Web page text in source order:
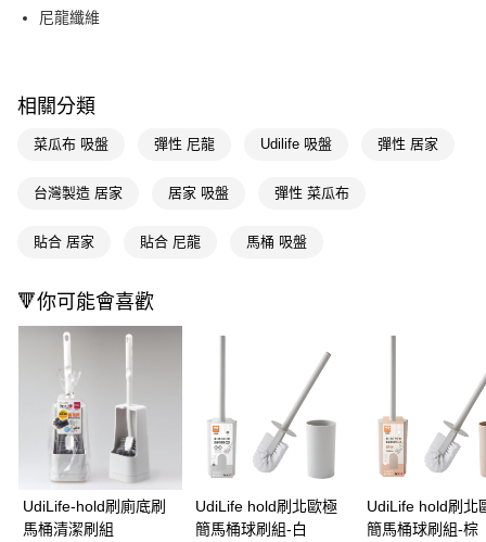
悠遊付
相關說明
【關於「AFTEE先享後付」】
１．簡單：不需註冊會員、不需綁卡、不需儲值。
３．安心：先確認商品／服務後，再付款。
１．於結帳方式選擇「AFTEE先享後付」後，將跳轉至「AFTEE先享後付」
２．訂單成立數日內，您將收到繳費通知簡訊。
３．收到繳費通知簡訊後14天內，點擊此簡訊中的連結，可透過四大超商／
ATM／網路銀行／等多元方式進行付款，方視為交易完成。
※ 請注意：結帳手續完成當下不需立刻繳費，但若您需要取消訂單，請聯絡
購買商品的店家。未經商家同意取消之訂單仍視為有效，需透過AFTEE先享
後付繳納相關費用。
※ 交易是否成功請以「AFTEE先享後付 」之結帳頁面顯示為準，若有關於
是否繳費成功／繳費後需取消欲退款等相關疑問，請聯繫「AFTEE先享後付
客戶支援中心」https://netprotections.freshdesk.com/support/home
【注意事項】
宅配(本島)
尼龍纖維
相關分類
菜瓜布 吸盤 彈性 尼龍 Udilife 吸盤 彈性 居家
台灣製造 居家 居家 吸盤 彈性 菜瓜布
貼合 居家 貼合 尼龍 馬桶 吸盤
🔻你可能會喜歡
UdiLife-hold刷廁底刷
馬桶清潔刷組
UdiLife hold刷北歐極
簡馬桶球刷組-白
UdiLife hold刷北
簡馬桶球刷組-棕